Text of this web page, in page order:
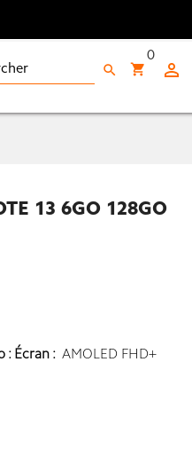

shopping_cart
0
search
13 6GO 128GO
: Écran : AMOLED FHD+